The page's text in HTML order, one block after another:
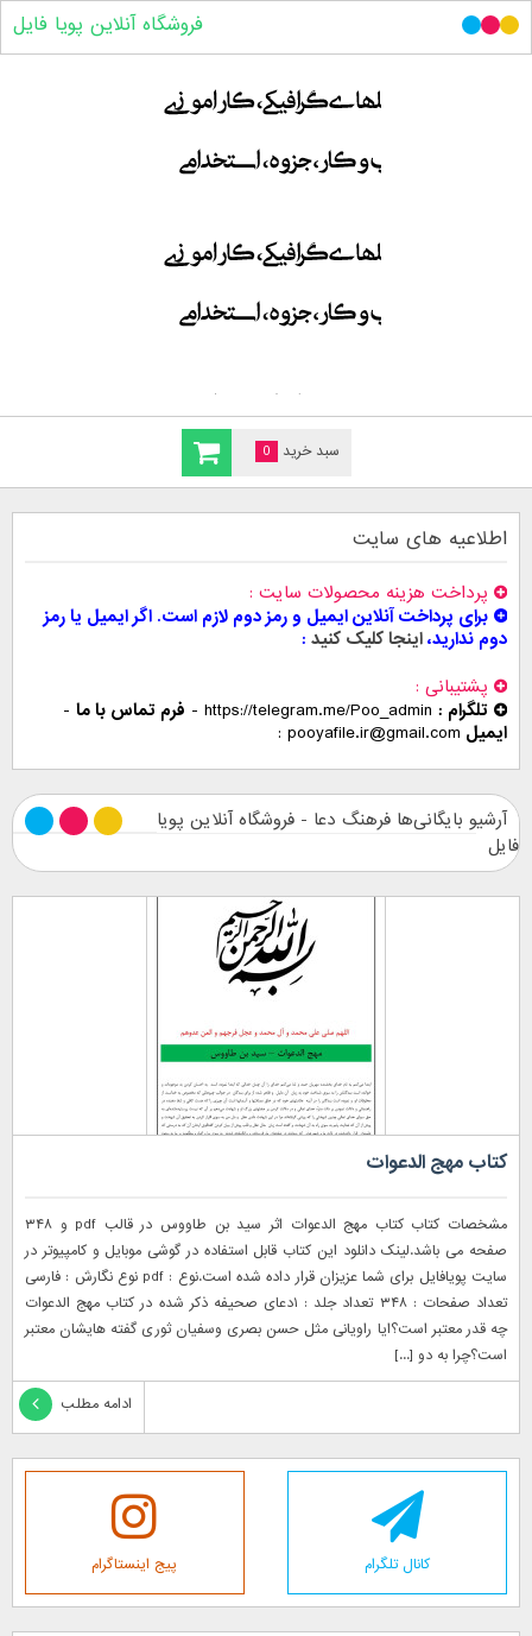
سبد خرید 0
فروشگاه آنلاین پویا فایل
اطلاعیه های سایت
پرداخت هزینه محصولات سایت
برای پرداخت آنلاین ایمیل و رمز دوم لازم است. اگر ایمیل یا رمز
دوم ندارید،اینجا کلیک کنید
پشتیبانی
تلگرام : https://telegram.me/Poo_admin
- فرم تماس با ما -
ایمیل pooyafile.ir@gmail.com
آرشیو بایگانی‌ها فرهنگ دعا - فروشگاه آنلاین پویا
فایل
کتاب مهج الدعوات
مشخصات کتاب کتاب مهج الدعوات اثر سید بن طاووس در قالب pdf و ۳۴۸
صفحه می باشد.لینک دانلود این کتاب قابل استفاده در گوشی موبایل و کامپیوتر در
سایت پویافایل برای شما عزیزان قرار داده شده است.نوع : pdf نوع نگارش : فارسی
تعداد صفحات : ۳۴۸ تعداد جلد : ۱دعای صحیفه ذکر شده در کتاب مهج الدعوات
چه قدر معتبر است؟ایا راویانی مثل حسن بصری وسفیان ثوری گفته هایشان معتبر
است؟چرا به دو [...]
ادامه مطلب
کانال تلگرام پیج اینستاگرام